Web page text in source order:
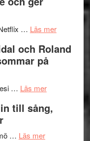
och
lättsam
2026
I
Delvis
genrens
terräng
… Läs merom
och Roland
på
… Läs merom
Endre,
till sång,
… Läs merom